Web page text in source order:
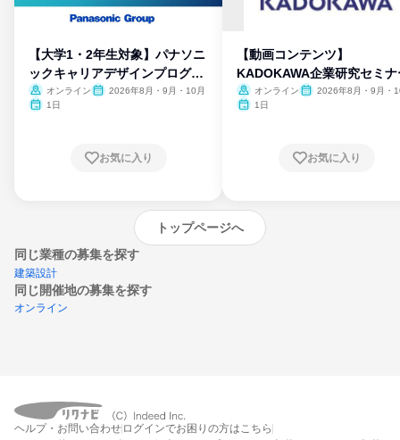
【大学1・2年生対象】パナソニ
ックキャリアデザインプログラ
ム
オンライン
2026年8月・9月・10月
1日
お気に入り
【動画コンテンツ】
KADOKAWA企業研究セミナ
オンライン
2026年8月・9月・
1日
お気に入り
トップページへ
同じ業種の募集を探す
建築設計
同じ開催地の募集を探す
オンライン
エントリーするとプログラムの詳細案内を
受け取れるようになります
ヘルプ・お問い合わせ ログインでお困りの方はこちら